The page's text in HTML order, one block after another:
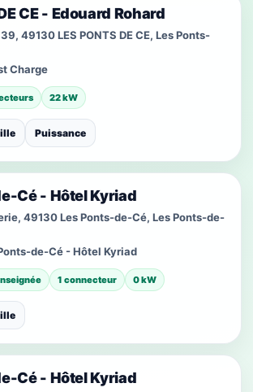
CE - Edouard Rohard
49130 LES PONTS DE CE, Les Ponts-
Charge
22 kW
Puissance
Cé - Hôtel Kyriad
49130 Les Ponts-de-Cé, Les Ponts-de-
de-Cé - Hôtel Kyriad
1 connecteur 0 kW
Cé - Hôtel Kyriad